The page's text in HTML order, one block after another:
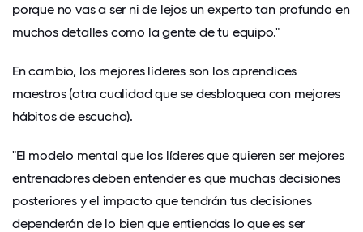
porque no vas a ser ni de lejos un experto tan profundo en
muchos detalles como la gente de tu equipo."
En cambio, los mejores líderes son los aprendices
maestros (otra cualidad que se desbloquea con mejores
hábitos de escucha).
"El modelo mental que los líderes que quieren ser mejores
entrenadores deben entender es que muchas decisiones
posteriores y el impacto que tendrán tus decisiones
dependerán de lo bien que entiendas lo que es ser